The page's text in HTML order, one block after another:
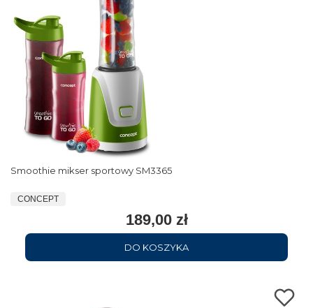
Smoothie mikser sportowy SM3365
CONCEPT
189,00 zł
DO KOSZYKA